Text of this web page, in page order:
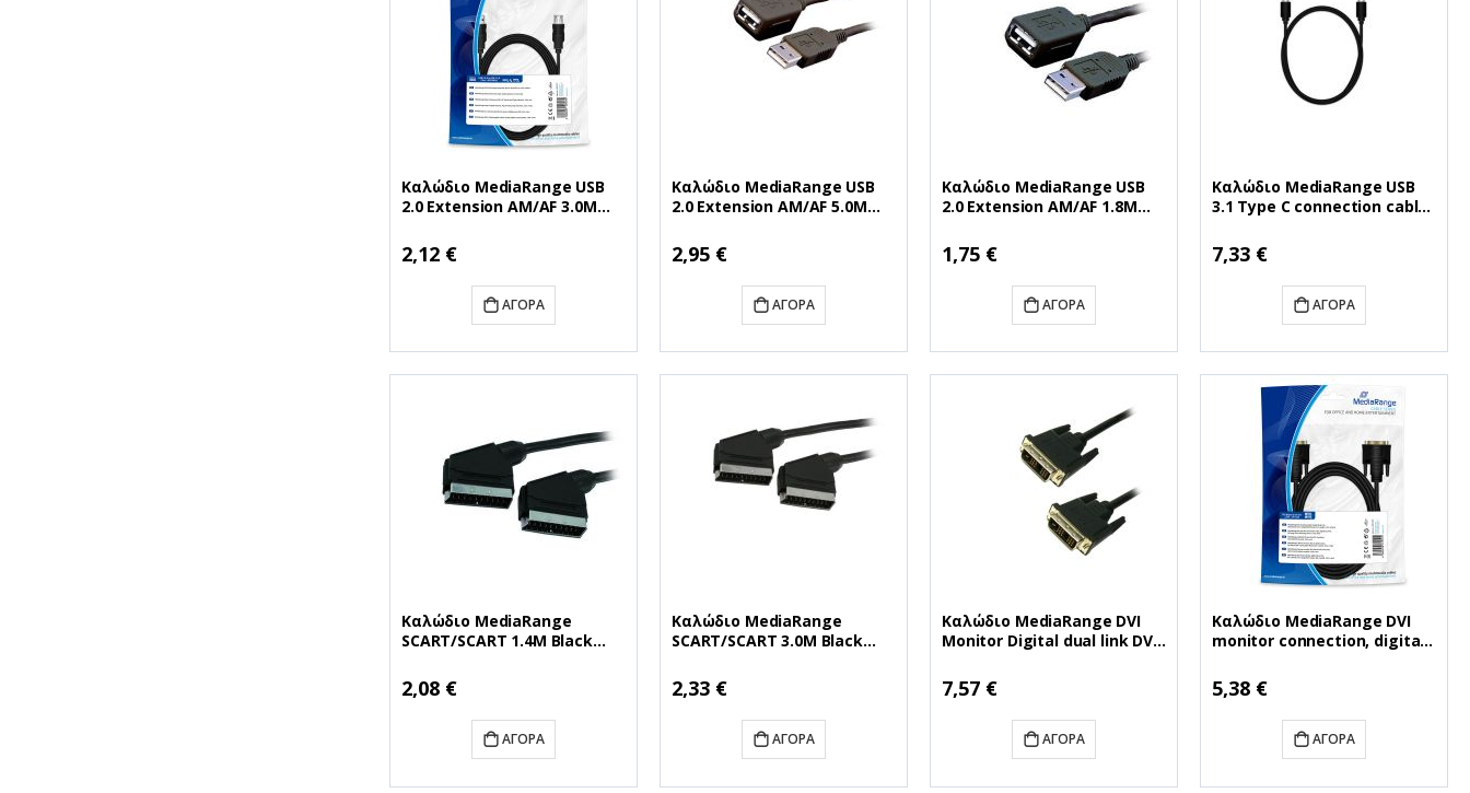
Καλώδιο MediaRange USB
2.0 Extension AM/AF 3.0M
2,12 €
ΑΓΟΡΆ
Καλώδιο MediaRange USB
2.0 Extension AM/AF 5.0M
2,95 €
ΑΓΟΡΆ
Καλώδιο MediaRange USB
2.0 Extension AM/AF 1.8M
1,75 €
ΑΓΟΡΆ
Καλώδιο MediaRange USB
3.1 Type C connection cable
7,33 €
ΑΓΟΡΆ
Καλώδιο MediaRange
SCART/SCART 1.4M Black
2,08 €
ΑΓΟΡΆ
Καλώδιο MediaRange
SCART/SCART 3.0M Black
2,33 €
ΑΓΟΡΆ
Καλώδιο MediaRange DVI
Monitor Digital dual link DVI
(MRCS130)
7,57 €
ΑΓΟΡΆ
Καλώδιο MediaRange DVI
monitor connection, digital
plug (24+1), 2.0m, black
(MRCS129)
5,38 €
ΑΓΟΡΆ